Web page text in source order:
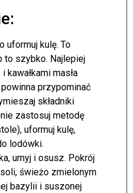
uformuj kulę. To
to szybko. Najlepiej
masła
przypominać
składniki
zastosuj metodę
uformuj kulę,
lodówki.
umyj i osusz. Pokrój
świeżo zmielonym
bazylii i suszonej